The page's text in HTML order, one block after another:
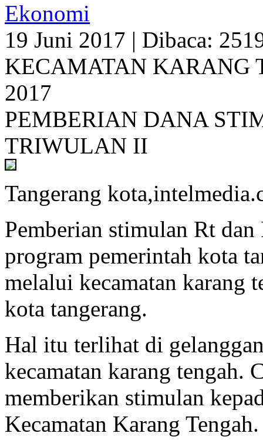
Ekonomi
19 Juni 2017 | Dibaca:
KECAMATAN KARANG
2017
PEMBERIAN DANA
TRIWULAN II
Tangerang
Pemberian stimulan Rt
program pemerintah kota
melalui kecamatan karang
kota tangerang.
Hal itu terlihat di
kecamatan karang tengah.
memberikan stimulan
Kecamatan Karang Tengah.